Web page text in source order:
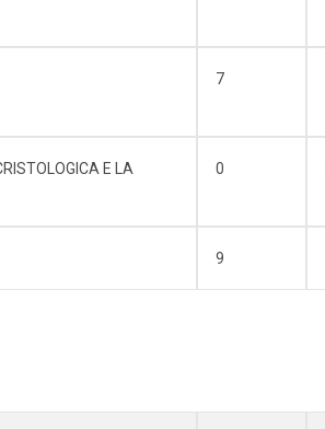
7
E LA
0
9